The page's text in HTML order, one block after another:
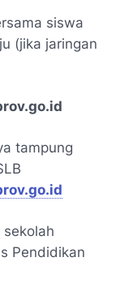
siswa
(jika jaringan
tampung
Pendidikan